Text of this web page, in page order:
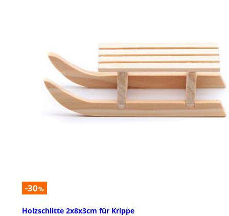
-30%
Holzschlitte 2x8x3cm für Krippe